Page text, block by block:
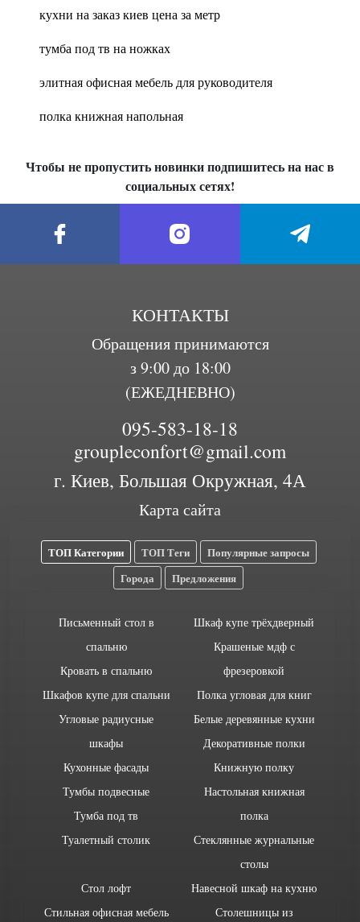
кухни на заказ киев цена за метр
тумба под тв на ножках
элитная офисная мебель для руководителя
полка книжная напольная
Чтобы не пропустить новинки подпишитесь на нас в
социальных сетях!
КОНТАКТЫ
Обращения принимаются
з 9:00 до 18:00
(ЕЖЕДНЕВНО)
095-583-18-18
groupleconfort@gmail.com
г. Киев, Большая Окружная, 4А
Карта сайта
ТОП Категории ТОП Теги
Популярные запросы
Города
Предложения
Письменный стол в
спальню
Кровать в спальню
Шкафов купе для спальни
Угловые радиусные
шкафы
Кухонные фасады
Тумбы подвесные
Тумба под тв
Туалетный столик
Шкаф купе трёхдверный
Крашеные мдф с
фрезеровкой
Полка угловая для книг
Белые деревянные кухни
Декоративные полки
Книжную полку
Настольная книжная
полка
Стеклянные журнальные
столы
Стол лофт
Стильная офисная мебель
Навесной шкаф на кухню
Столешницы из